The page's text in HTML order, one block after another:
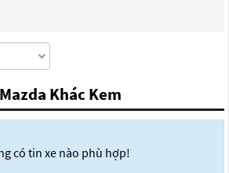
Khác Kem
có tin xe nào phù hợp!